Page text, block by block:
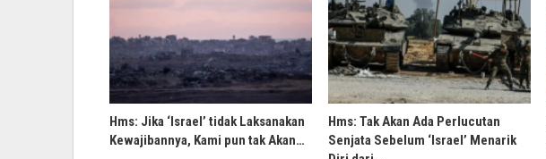
Hms: Jika ‘Israel’ tidak Laksanakan
Kewajibannya, Kami pun tak Akan…
Hms: Tak Akan Ada Perlucutan
Senjata Sebelum ‘Israel’ Menarik